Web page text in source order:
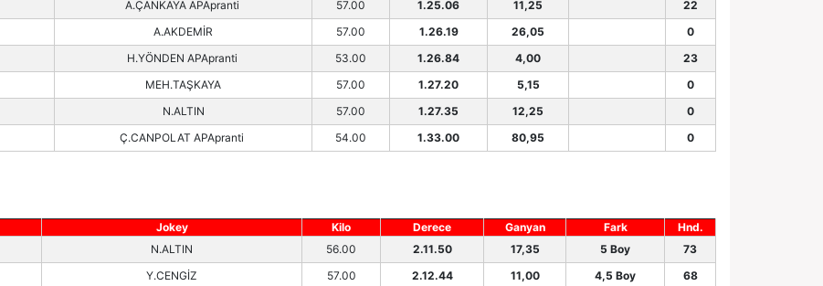
A.ÇANKAYA APApranti 57.00 1.25.06 11,25
22
A.AKDEMİR 57.00 1.26.19 26,05
0
H.YÖNDEN APApranti 53.00 1.26.84 4,00
23
MEH.TAŞKAYA 57.00 1.27.20 5,15
0
N.ALTIN 57.00 1.27.35 12,25
0
Ç.CANPOLAT APApranti 54.00 1.33.00 80,95 0
Jokey Kilo Derece Ganyan Fark
Hnd.
N.ALTIN 56.00 2.11.50 17,35 5 Boy
73
Y.CENGİZ 57.00 2.12.44 11,00 4,5 Boy
68